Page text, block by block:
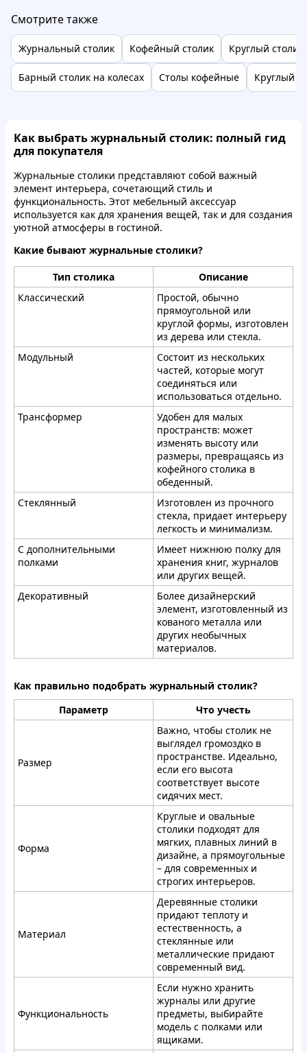
Смотрите также
Журнальный столик Кофейный столик Круглый столик
Барный столик на колесах Столы кофейные Круглый
Как выбрать журнальный столик: полный гид
для покупателя
Журнальные столики представляют собой важный
элемент интерьера, сочетающий стиль и
функциональность. Этот мебельный аксессуар
используется как для хранения вещей, так и для создания
уютной атмосферы в гостиной.
Какие бывают журнальные столики?
Тип столика
Описание
Классический
Простой, обычно
прямоугольной или
круглой формы, изготовлен
из дерева или стекла.
Модульный
Состоит из нескольких
частей, которые могут
соединяться или
использоваться отдельно.
Трансформер
Удобен для малых
пространств: может
изменять высоту или
размеры, превращаясь из
кофейного столика в
обеденный.
Стеклянный
Изготовлен из прочного
стекла, придает интерьеру
легкость и минимализм.
С дополнительными
полками
Имеет нижнюю полку для
хранения книг, журналов
или других вещей.
Декоративный
Более дизайнерский
элемент, изготовленный из
кованого металла или
других необычных
материалов.
Как правильно подобрать журнальный столик?
Параметр
Что учесть
Размер
Важно, чтобы столик не
выглядел громоздко в
пространстве. Идеально,
если его высота
соответствует высоте
сидячих мест.
Форма
Круглые и овальные
столики подходят для
мягких, плавных линий в
дизайне, а прямоугольные
– для современных и
строгих интерьеров.
Материал
Деревянные столики
придают теплоту и
естественность, а
стеклянные или
металлические придают
современный вид.
Функциональность
Если нужно хранить
журналы или другие
предметы, выбирайте
модель с полками или
ящиками.